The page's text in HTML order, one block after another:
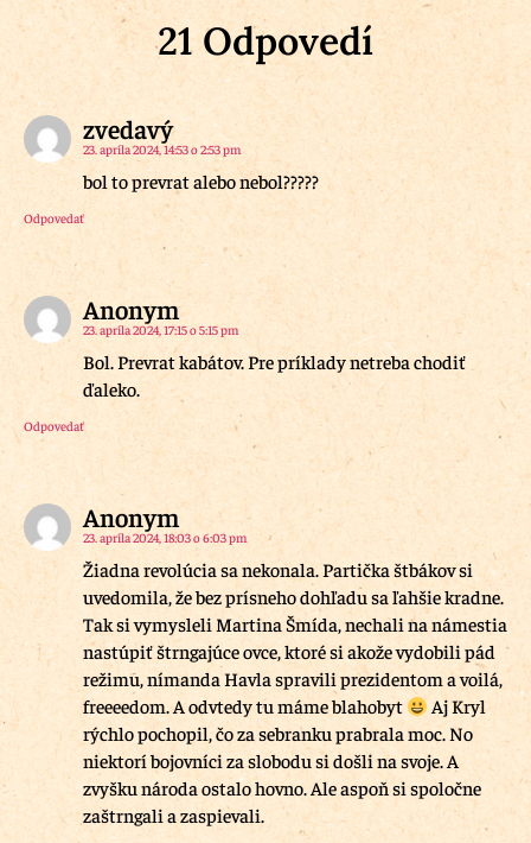
21 Odpovedí
zvedavý
23. apríla 2024, 14:53 o 2:53 pm
bol to prevrat alebo nebol?????
Odpovedať
Anonym
23. apríla 2024, 17:15 o 5:15 pm
Bol. Prevrat kabátov. Pre príklady netreba chodiť
ďaleko.
Odpovedať
Anonym
23. apríla 2024, 18:03 o 6:03 pm
Žiadna revolúcia sa nekonala. Partička štbákov si
uvedomila, že bez prísneho dohľadu sa ľahšie kradne.
Tak si vymysleli Martina Šmída, nechali na námestia
nastúpiť štrngajúce ovce, ktoré si akože vydobili pád
režimu, nímanda Havla spravili prezidentom a voilá,
freeeedom. A odvtedy tu máme blahobyt
Aj Kryl
rýchlo pochopil, čo za sebranku prabrala moc. No
niektorí bojovníci za slobodu si došli na svoje. A
zvyšku národa ostalo hovno. Ale aspoň si spoločne
zaštrngali a zaspievali.